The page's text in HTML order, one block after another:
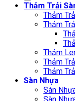
Thảm Trải
Thảm
Thảm
Thảm
Thảm
Thảm
Sàn Nhựa
Sàn
Sàn